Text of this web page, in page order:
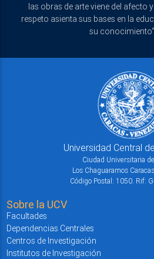
las obras de arte viene del afecto
respeto asienta sus bases en la
su
Universidad Central
Ciudad Universitaria
Los Chaguaramos
Código Postal: 1050. Rif:
Sobre la UCV
Facultades
Dependencias Centrales
Centros de Investigación
Institutos de Investigación